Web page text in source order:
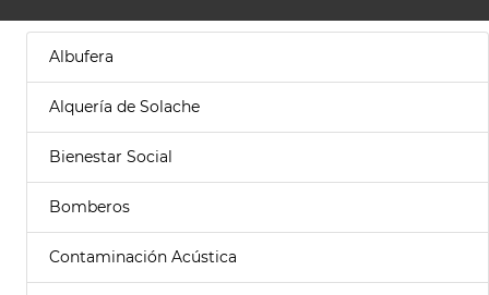
Albufera
Alquería de Solache
Bienestar Social
Bomberos
Contaminación Acústica